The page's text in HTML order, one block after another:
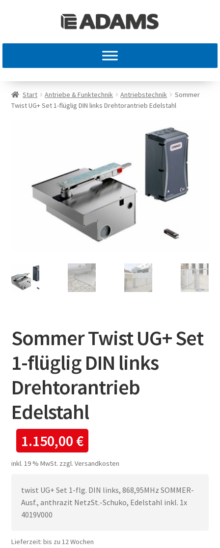
Start Antriebe & Funktechnik Antriebstechnik
Sommer
Twist UG+ Set 1-flüglig DIN links Drehtorantrieb Edelstahl
Sommer Twist UG+ Set
1-flüglig DIN links
Drehtorantrieb
Edelstahl
1.150,00 €
inkl. 19 % MwSt. zzgl. Versandkosten
twist UG+ Set 1-flg. DIN links, 868,95MHz SOMMER-
Ausf., anthrazit NetzSt.-Schuko, Edelstahl inkl. 1x
4019V000
Lieferzeit: bis zu 12 Wochen